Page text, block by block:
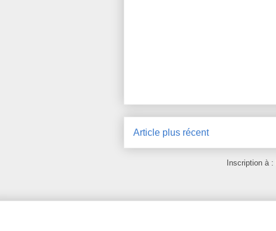
Article plus récent
Inscription à :